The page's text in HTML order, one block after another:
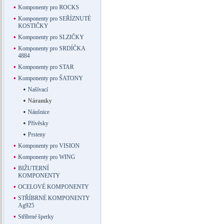
Komponenty pro ROCKS
Komponenty pro SEŘÍZNUTÉ
KOSTIČKY
Komponenty pro SLZIČKY
Komponenty pro SRDÍČKA
4884
Komponenty pro STAR
Komponenty pro ŠATONY
Našívací
Náramky
Náušnice
Přívěsky
Prsteny
Komponenty pro VISION
Komponenty pro WING
BIŽUTERNÍ
KOMPONENTY
OCELOVÉ KOMPONENTY
STŘÍBRNÉ KOMPONENTY
Ag925
Stříbrné šperky